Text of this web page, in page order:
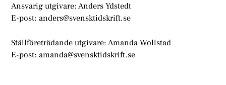
Ansvarig utgivare: Anders Ydstedt
E-post: anders@svensktidskrift.se
Ställföreträdande utgivare: Amanda Wollstad
E-post: amanda@svensktidskrift.se